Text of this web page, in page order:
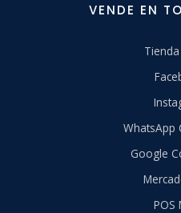
VENDE EN
WhatsApp
Google
POS